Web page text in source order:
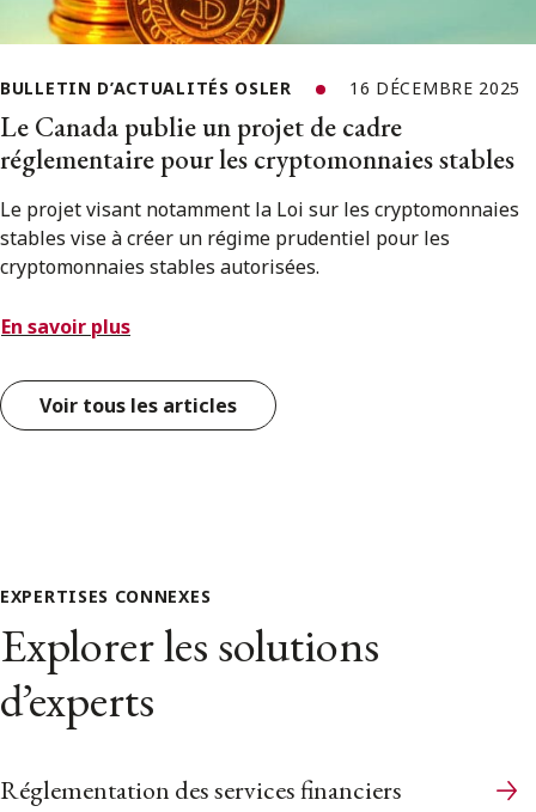
BULLETIN D’ACTUALITÉS OSLER 16 DÉCEMBRE 2025
Le Canada publie un projet de cadre
réglementaire pour les cryptomonnaies stables
Le projet visant notamment la Loi sur les cryptomonnaies
stables vise à créer un régime prudentiel pour les
cryptomonnaies stables autorisées.
En savoir plus
Voir tous les articles
EXPERTISES CONNEXES
Explorer les solutions
d’experts
Réglementation des services financiers